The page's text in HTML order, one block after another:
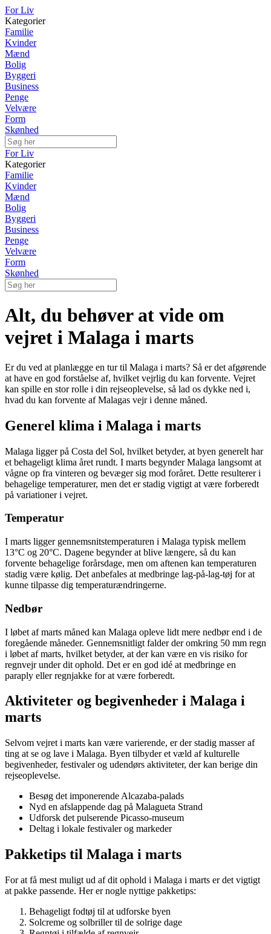
For Liv
Kategorier
Familie
Kvinder
Mænd
Bolig
Byggeri
Business
Penge
Velvære
Form
Skønhed
For Liv
Kategorier
Familie
Kvinder
Mænd
Bolig
Byggeri
Business
Penge
Velvære
Form
Skønhed
Alt, du behøver at vide om
vejret i Malaga i marts
Er du ved at planlægge en tur til Malaga i marts? Så er det afgørende
at have en god forståelse af, hvilket vejrlig du kan forvente. Vejret
kan spille en stor rolle i din rejseoplevelse, så lad os dykke ned i,
hvad du kan forvente af Malagas vejr i denne måned.
Generel klima i Malaga i marts
Malaga ligger på Costa del Sol, hvilket betyder, at byen generelt har
et behageligt klima året rundt. I marts begynder Malaga langsomt at
vågne op fra vinteren og bevæger sig mod foråret. Dette resulterer i
behagelige temperaturer, men det er stadig vigtigt at være forberedt
på variationer i vejret.
Temperatur
I marts ligger gennemsnitstemperaturen i Malaga typisk mellem
13°C og 20°C. Dagene begynder at blive længere, så du kan
forvente behagelige forårsdage, men om aftenen kan temperaturen
stadig være kølig. Det anbefales at medbringe lag-på-lag-tøj for at
kunne tilpasse dig temperaturændringerne.
Nedbør
I løbet af marts måned kan Malaga opleve lidt mere nedbør end i de
foregående måneder. Gennemsnitligt falder der omkring 50 mm regn
i løbet af marts, hvilket betyder, at der kan være en vis risiko for
regnvejr under dit ophold. Det er en god idé at medbringe en
paraply eller regnjakke for at være forberedt.
Aktiviteter og begivenheder i Malaga i
marts
Selvom vejret i marts kan være varierende, er der stadig masser af
ting at se og lave i Malaga. Byen tilbyder et væld af kulturelle
begivenheder, festivaler og udendørs aktiviteter, der kan berige din
rejseoplevelse.
Besøg det imponerende Alcazaba-palads
Nyd en afslappende dag på Malagueta Strand
Udforsk det pulserende Picasso-museum
Deltag i lokale festivaler og markeder
Pakketips til Malaga i marts
For at få mest muligt ud af dit ophold i Malaga i marts er det vigtigt
at pakke passende. Her er nogle nyttige pakketips:
Behageligt fodtøj til at udforske byen
Solcreme og solbriller til de solrige dage